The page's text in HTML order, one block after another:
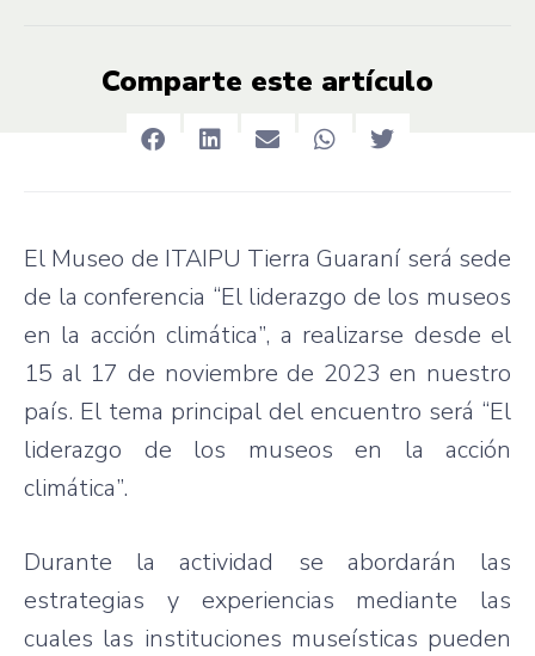
Comparte este artículo
El Museo de ITAIPU Tierra Guaraní será sede
de la conferencia “El liderazgo de los museos
en la acción climática”, a realizarse desde el
15 al 17 de noviembre de 2023 en nuestro
país. El tema principal del encuentro será “El
liderazgo de los museos en la acción
climática”.
Durante la actividad se abordarán las
estrategias y experiencias mediante las
cuales las instituciones museísticas pueden